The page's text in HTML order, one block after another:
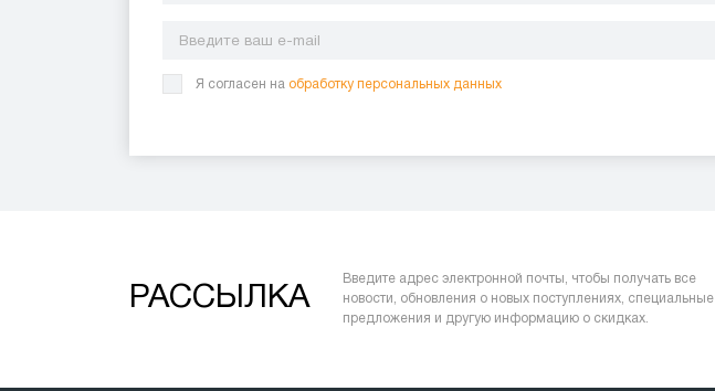
Я согласен на обработку персональных данных
РАССЫЛКА
Введите адрес электронной почты, чтобы получать все
новости, обновления о новых поступлениях, специальные
предложения и другую информацию о скидках.